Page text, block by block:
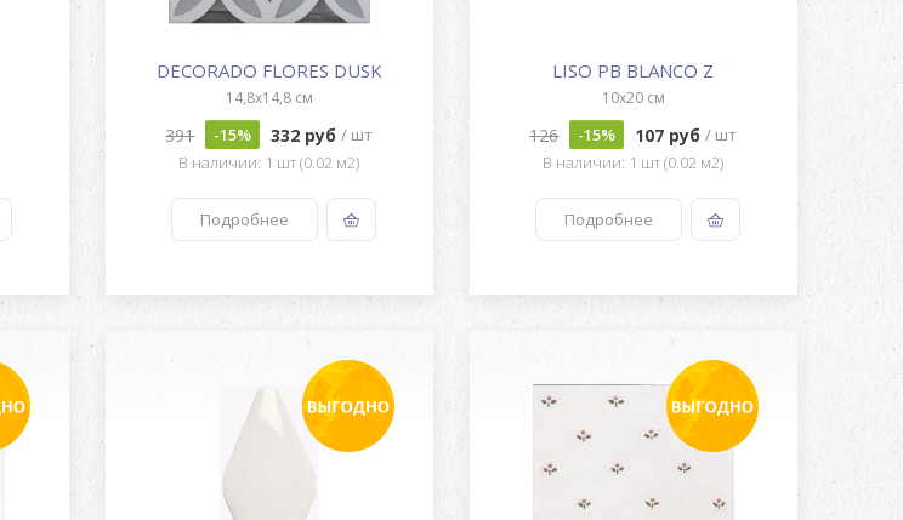
DECORADO FLORES DUSK
14,8x14,8 см
391 -15% 332 руб/ шт
В наличии: 1 шт (0.02 м2)
Подробнее
LISO PB BLANCO Z
10x20 см
126 -15% 107 руб/ шт
В наличии: 1 шт (0.02 м2)
Подробнее